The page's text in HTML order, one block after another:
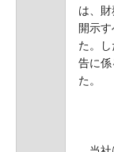
は、財
開示
た。
告に係
た。